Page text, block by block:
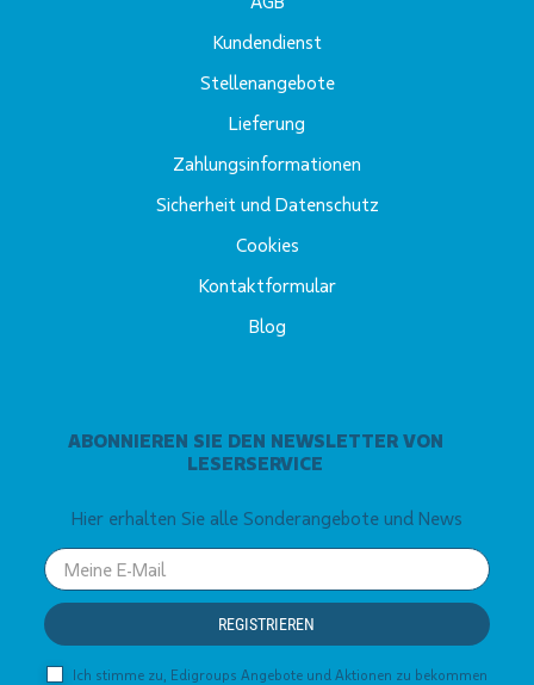
ABONNIEREN SIE DEN NEWSLETTER VON
LESERSERVICE
Hier erhalten Sie alle Sonderangebote und News
Your
email
REGISTRIEREN
Ich stimme zu, Edigroups Angebote und Aktionen zu bekommen
Kundendienst
Stellenangebote
Lieferung
Zahlungsinformationen
Sicherheit und Datenschutz
Cookies
Kontaktformular
Blog